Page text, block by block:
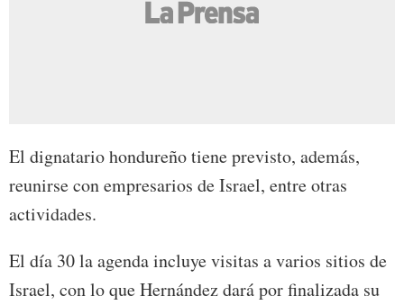
El dignatario hondureño tiene previsto, además,
reunirse con empresarios de Israel, entre otras
actividades.
El día 30 la agenda incluye visitas a varios sitios de
Israel, con lo que Hernández dará por finalizada su